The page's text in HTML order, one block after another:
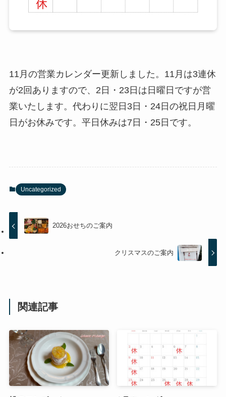
11月の営業カレンダー更新しました。11月は3連休
が2回ありますので、2日・23日は日曜日ですが営
業いたします。代わりに翌日3日・24日の祝日月曜
日がお休みです。平日休みは7日・25日です。
Uncategorized
2026おせちのご案内
クリスマスのご案内
関連記事